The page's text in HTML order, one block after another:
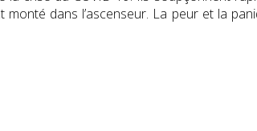
dans l’ascenseur. La peur et la